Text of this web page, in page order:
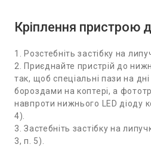
Кріплення пристрою
1. Розстебніть застібку на
2. Приєднайте пристрій до
так, щоб спеціальні пази на
бороздами на коптері, а
навпроти нижнього LED діоду
4).
3. Застебніть застібку на
3, п. 5).